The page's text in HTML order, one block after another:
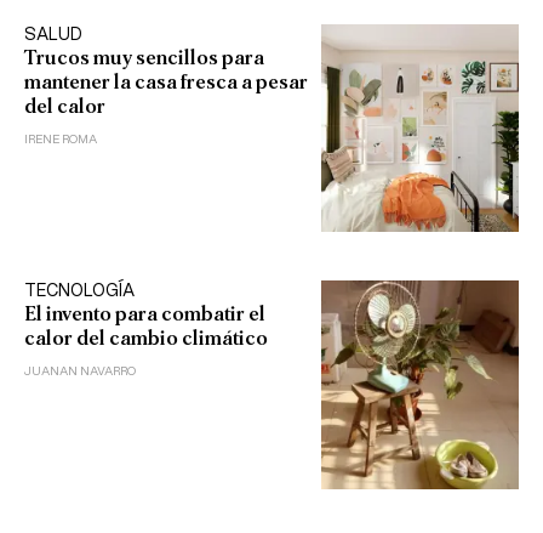
SALUD
Trucos muy sencillos para
mantener la casa fresca a pesar
del calor
IRENE ROMA
TECNOLOGÍA
El invento para combatir el
calor del cambio climático
JUANAN NAVARRO